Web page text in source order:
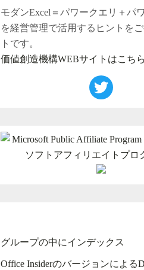
モダンExcel＝パワークエリ＋パ
を経営管理で活用するヒントを
トです。
価値創造機構WEBサイトはこちら
グループの中にインデックス
Office Insiderのバージョンによる